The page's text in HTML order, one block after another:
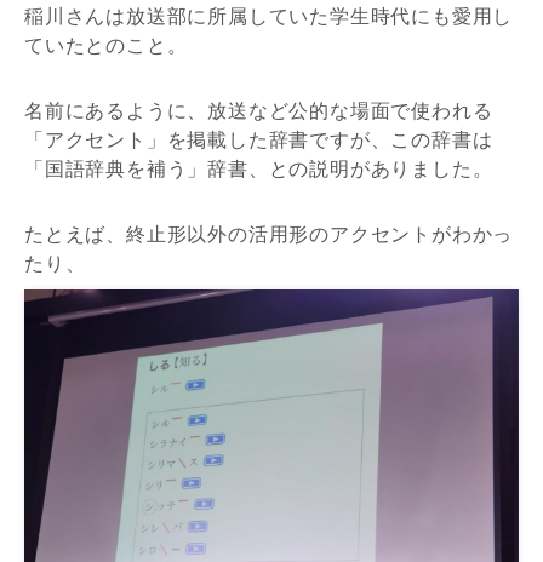
稲川さんは放送部に所属していた学生時代にも愛用し
ていたとのこと。
名前にあるように、放送など公的な場面で使われる
「アクセント」を掲載した辞書ですが、この辞書は
「国語辞典を補う」辞書、との説明がありました。
たとえば、終止形以外の活用形のアクセントがわかっ
たり、